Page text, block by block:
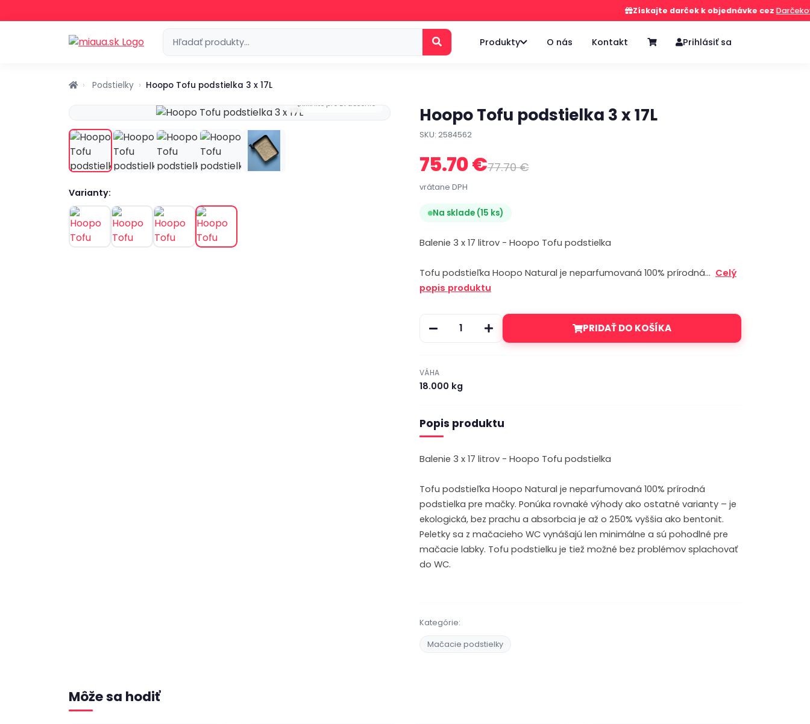
Získajte darček k objednávke cezDarčekovač
Produkty O nás Kontakt Prihlásiť sa
Podstielky Hoopo Tofu podstielka 3 x 17L
Kliknite pre zväčšenie
Varianty:
Hoopo Tofu podstielka 3 x 17L
SKU: 2584562
75.70 €77.70 €
vrátane DPH
Na sklade (15 ks)
Balenie 3 x 17 litrov - Hoopo Tofu podstielka
Tofu podstieľka Hoopo Natural je neparfumovaná 100% prírodná… Celý
popis produktu
PRIDAŤ DO KOŠÍKA
VÁHA
18.000 kg
Popis produktu
Balenie 3 x 17 litrov - Hoopo Tofu podstielka
Tofu podstieľka Hoopo Natural je neparfumovaná 100% prírodná
podstielka pre mačky. Ponúka rovnaké výhody ako ostatné varianty – je
ekologická, bez prachu a absorbcia je až o 250% vyššia ako bentonit.
Peletky sa z mačacieho WC vynášajú len minimálne a sú pohodlné pre
mačacie labky. Tofu podstielku je tiež možné bez problémov splachovať
do WC.
Kategórie:
Mačacie podstielky
Môže sa hodiť